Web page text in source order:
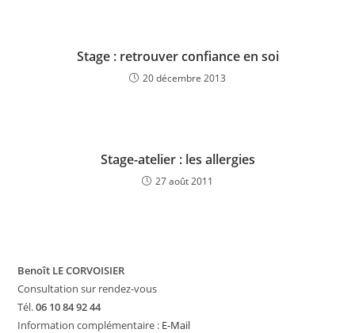
Stage : retrouver confiance en soi
20 décembre 2013
Stage-atelier : les allergies
27 août 2011
Benoît LE CORVOISIER
Consultation sur rendez-vous
Tél.06 10 84 92 44
Information complémentaire : E-Mail